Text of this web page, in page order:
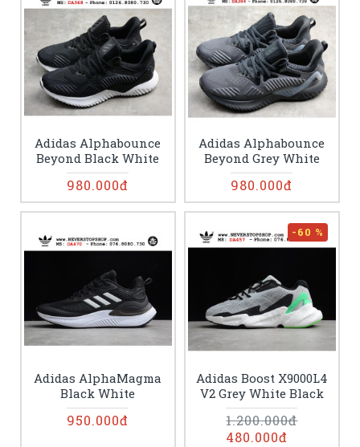
Adidas Alphabounce
Beyond Black White
980.000đ
Adidas Alphabounce
Beyond Grey White
980.000đ
Adidas AlphaMagma
Black White
950.000đ
-60 %
Adidas Boost X9000L4
V2 Grey White Black
480.000đ
1.200.000đ